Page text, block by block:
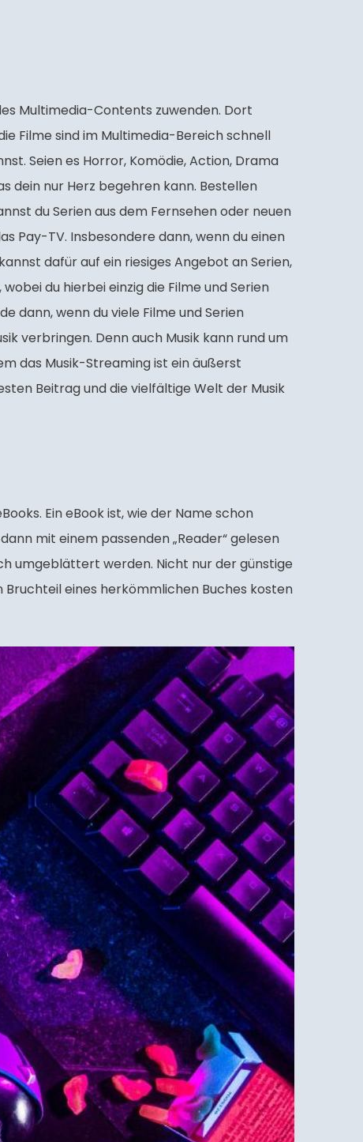
Multimedia-Contents zuwenden. Dort
Filme sind im Multimedia-Bereich schnell
Seien es Horror, Komödie, Action, Drama
dein nur Herz begehren kann. Bestellen
du Serien aus dem Fernsehen oder neuen
Pay-TV. Insbesondere dann, wenn du einen
dafür auf ein riesiges Angebot an Serien,
du hierbei einzig die Filme und Serien
dann, wenn du viele Filme und Serien
verbringen. Denn auch Musik kann rund um
das Musik-Streaming ist ein äußerst
Beitrag und die vielfältige Welt der Musik
Ein eBook ist, wie der Name schon
mit einem passenden „Reader“ gelesen
umgeblättert werden. Nicht nur der günstige
Bruchteil eines herkömmlichen Buches kosten